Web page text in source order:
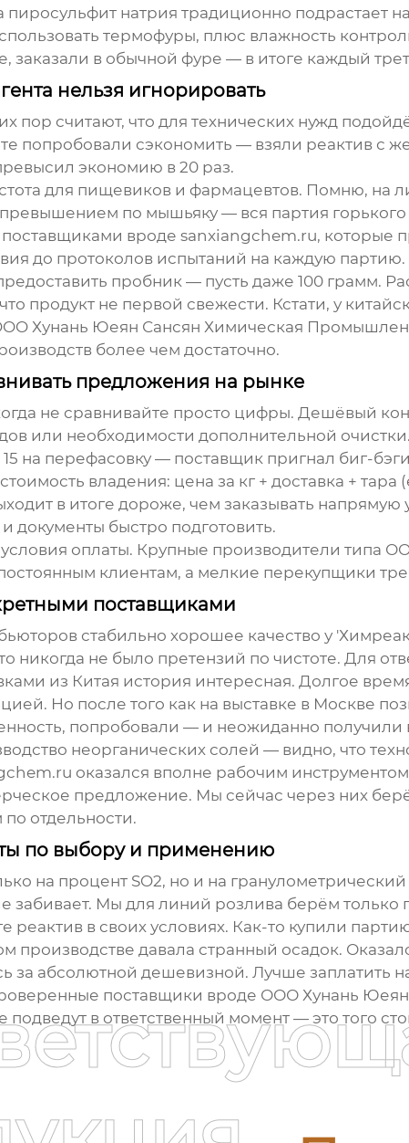
пиросульфит натрия традиционно подрастает
термофуры, плюс влажность
заказали в обычной фуре — в итоге каждый
нельзя игнорировать
пор считают, что для технических нужд
попробовали сэкономить — взяли реактив с
экономию в 20 раз.
для пищевиков и фармацевтов. Помню, на
по мышьяку — вся партия
вроде sanxiangchem.ru, которые
до протоколов испытаний на каждую партию.
пробник — пусть даже 100 грамм.
продукт не первой свежести. Кстати, у
Хунань Юеян Сансян Химическая
более чем достаточно.
предложения на рынке
не сравнивайте просто цифры. Дешёвый
или необходимости дополнительной
на перефасовку — поставщик пригнал биг-
владения: цена за кг + доставка +
в итоге дороже, чем заказывать
документы быстро подготовить.
оплаты. Крупные производители типа
клиентам, а мелкие перекупщики
поставщиками
стабильно хорошее качество у
никогда не было претензий по чистоте. Для
из Китая история интересная. Долгое
Но после того как на выставке в Москве
попробовали — и неожиданно получили
неорганических солей — видно, что
оказался вполне рабочим
предложение. Мы сейчас через них
отдельности.
по выбору и применению
на процент SO2, но и на
забивает. Мы для линий розлива берём только
реактив в своих условиях. Как-то купили
производстве давала странный осадок.
за абсолютной дешевизной. Лучше заплатить
поставщики вроде ООО Хунань
в ответственный момент — это того